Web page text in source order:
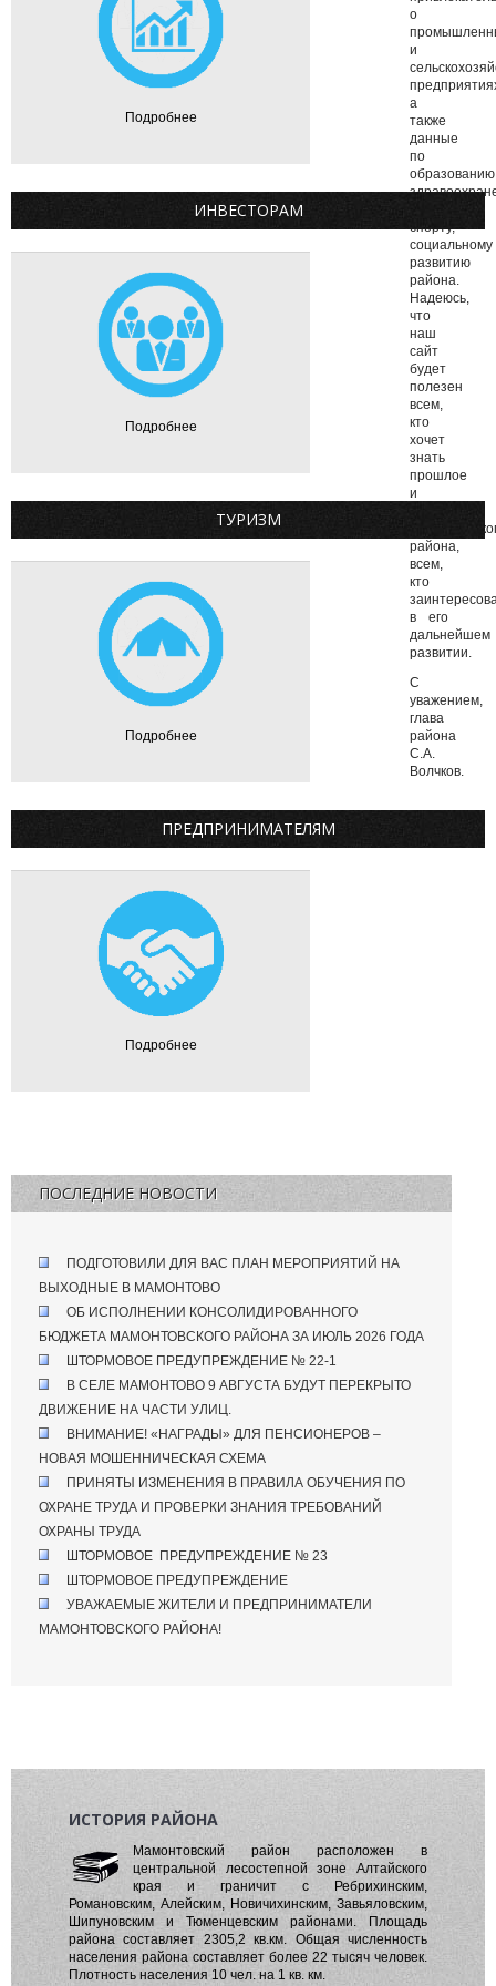
о
и
а
также
данные
по
спорту,
социальному
развитию
района.
Надеюсь,
что
наш
сайт
будет
полезен
всем,
кто
хочет
знать
прошлое
и
района,
всем,
кто
в его
дальнейшем
развитии.
С
уважением,
глава
района
С.А.
Волчков.
Подробнее
ИНВЕСТОРАМ
Подробнее
ТУРИЗМ
Подробнее
ПРЕДПРИНИМАТЕЛЯМ
Подробнее
ПОСЛЕДНИЕ НОВОСТИ
ПОДГОТОВИЛИ ДЛЯ ВАС ПЛАН МЕРОПРИЯТИЙ НА
ВЫХОДНЫЕ В МАМОНТОВО
ОБ ИСПОЛНЕНИИ КОНСОЛИДИРОВАННОГО
БЮДЖЕТА МАМОНТОВСКОГО РАЙОНА ЗА ИЮЛЬ 2026 ГОДА
ШТОРМОВОЕ ПРЕДУПРЕЖДЕНИЕ № 22-1
В СЕЛЕ МАМОНТОВО 9 АВГУСТА БУДУТ ПЕРЕКРЫТО
ДВИЖЕНИЕ НА ЧАСТИ УЛИЦ.
ВНИМАНИЕ! «НАГРАДЫ» ДЛЯ ПЕНСИОНЕРОВ –
НОВАЯ МОШЕННИЧЕСКАЯ СХЕМА
ПРИНЯТЫ ИЗМЕНЕНИЯ В ПРАВИЛА ОБУЧЕНИЯ ПО
ОХРАНЕ ТРУДА И ПРОВЕРКИ ЗНАНИЯ ТРЕБОВАНИЙ
ОХРАНЫ ТРУДА
ШТОРМОВОЕ ПРЕДУПРЕЖДЕНИЕ № 23
ШТОРМОВОЕ ПРЕДУПРЕЖДЕНИЕ
УВАЖАЕМЫЕ ЖИТЕЛИ И ПРЕДПРИНИМАТЕЛИ
МАМОНТОВСКОГО РАЙОНА!
ИСТОРИЯ РАЙОНА
Мамонтовский район расположен в
центральной лесостепной зоне Алтайского
края и граничит с Ребрихинским,
Романовским, Алейским, Новичихинским, Завьяловским,
Шипуновским и Тюменцевским районами. Площадь
района составляет 2305,2 кв.км. Общая численность
населения района составляет более 22 тысяч человек.
Плотность населения 10 чел. на 1 кв. км.